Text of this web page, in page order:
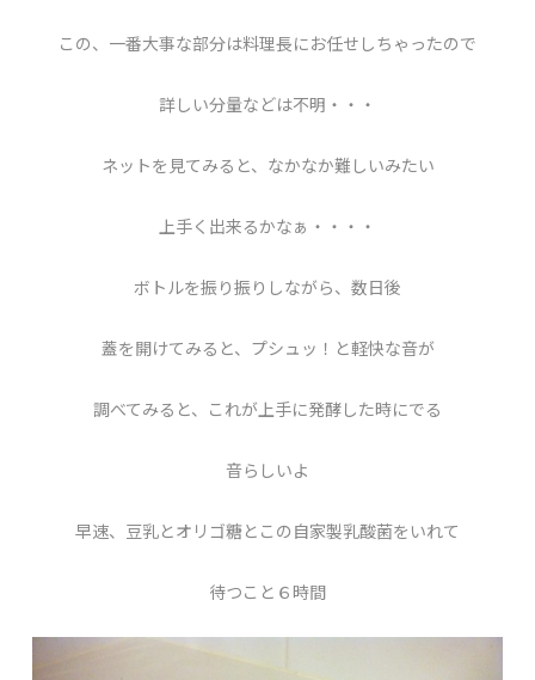
この、一番大事な部分は料理長にお任せしちゃったので
詳しい分量などは不明・・・
ネットを見てみると、なかなか難しいみたい
上手く出来るかなぁ・・・・
ボトルを振り振りしながら、数日後
蓋を開けてみると、プシュッ！と軽快な音が
調べてみると、これが上手に発酵した時にでる
音らしいよ
早速、豆乳とオリゴ糖とこの自家製乳酸菌をいれて
待つこと６時間